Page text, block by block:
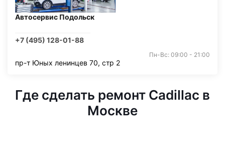
Автосервис Подольск
+7 (495) 128-01-88
Пн-Вс: 09:00 - 21:00
пр-т Юных ленинцев 70, стр 2
Где сделать ремонт Cadillac в
Москве